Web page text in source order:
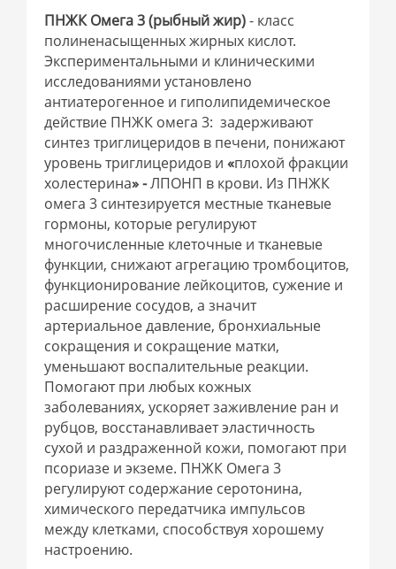
ПНЖК Омега 3 (рыбный жир)- класс
полиненасыщенных жирных кислот.
Экспериментальными и клиническими
исследованиями установлено
антиатерогенное и гиполипидемическое
действие ПНЖК омега 3: задерживают
синтез триглицеридов в печени, понижают
уровень триглицеридов и«плохой фракции
холестерина» -ЛПОНП в крови. Из ПНЖК
омега 3 синтезируется местные тканевые
гормоны, которые регулируют
многочисленные клеточные и тканевые
функции, снижают агрегацию тромбоцитов,
функционирование лейкоцитов, сужение и
расширение сосудов, а значит
артериальное давление, бронхиальные
сокращения и сокращение матки,
уменьшают воспалительные реакции.
Помогают при любых кожных
заболеваниях, ускоряет заживление ран и
рубцов, восстанавливает эластичность
сухой и раздраженной кожи, помогают при
псориазе и экземе. ПНЖК Омега 3
регулируют содержание серотонина,
химического передатчика импульсов
между клетками, способствуя хорошему
настроению.